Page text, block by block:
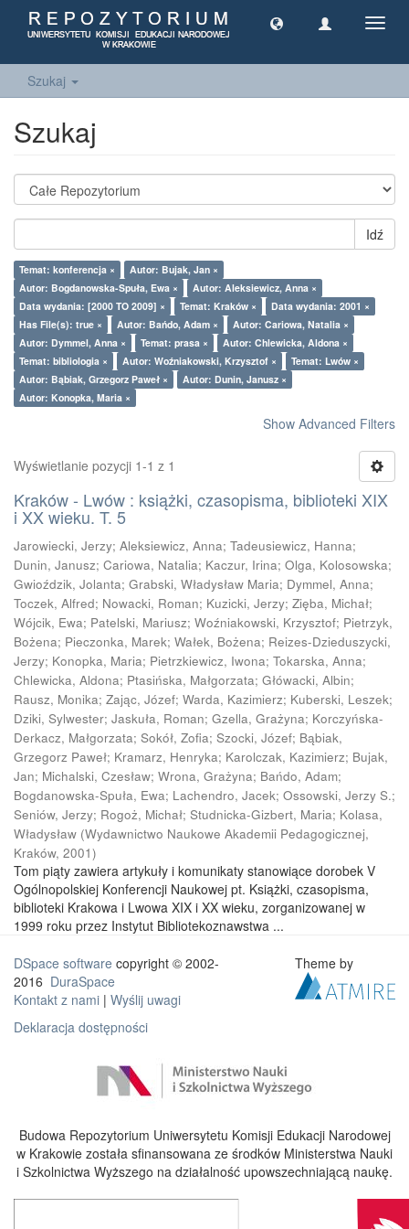
Szukaj
Szukaj
Idź
Temat: konferencja ×
Autor: Bujak, Jan ×
Autor: Bogdanowska-Spuła, Ewa ×
Autor: Aleksiewicz, Anna ×
Data wydania: [2000 TO 2009] ×
Temat: Kraków ×
Data wydania: 2001 ×
Has File(s): true ×
Autor: Bańdo, Adam ×
Autor: Cariowa, Natalia ×
Autor: Dymmel, Anna ×
Temat: prasa ×
Autor: Chlewicka, Aldona ×
Temat: bibliologia ×
Autor: Woźniakowski, Krzysztof ×
Temat: Lwów ×
Autor: Bąbiak, Grzegorz Paweł ×
Autor: Dunin, Janusz ×
Autor: Konopka, Maria ×
Show Advanced Filters
Wyświetlanie pozycji 1-1 z 1
Kraków - Lwów : książki, czasopisma, biblioteki XIX
i XX wieku. T. 5
Jarowiecki, Jerzy; Aleksiewicz, Anna; Tadeusiewicz, Hanna;
Dunin, Janusz; Cariowa, Natalia; Kaczur, Irina; Olga, Kolosowska;
Gwioździk, Jolanta; Grabski, Władysław Maria; Dymmel, Anna;
Toczek, Alfred; Nowacki, Roman; Kuzicki, Jerzy; Zięba, Michał;
Wójcik, Ewa; Patelski, Mariusz; Woźniakowski, Krzysztof; Pietrzyk,
Bożena; Pieczonka, Marek; Wałek, Bożena; Reizes-Dzieduszycki,
Jerzy; Konopka, Maria; Pietrzkiewicz, Iwona; Tokarska, Anna;
Chlewicka, Aldona; Ptasińska, Małgorzata; Główacki, Albin;
Rausz, Monika; Zając, Józef; Warda, Kazimierz; Kuberski, Leszek;
Dziki, Sylwester; Jaskuła, Roman; Gzella, Grażyna; Korczyńska-
Derkacz, Małgorzata; Sokół, Zofia; Szocki, Józef; Bąbiak,
Grzegorz Paweł; Kramarz, Henryka; Karolczak, Kazimierz; Bujak,
Jan; Michalski, Czesław; Wrona, Grażyna; Bańdo, Adam;
Bogdanowska-Spuła, Ewa; Lachendro, Jacek; Ossowski, Jerzy S.;
Seniów, Jerzy; Rogoż, Michał; Studnicka-Gizbert, Maria; Kolasa,
Władysław (Wydawnictwo Naukowe Akademii Pedagogicznej,
Kraków, 2001)
Tom piąty zawiera artykuły i komunikaty stanowiące dorobek V
Ogólnopolskiej Konferencji Naukowej pt. Książki, czasopisma,
biblioteki Krakowa i Lwowa XIX i XX wieku, zorganizowanej w
1999 roku przez Instytut Bibliotekoznawstwa ...
DSpace software copyright © 2002-
2016 DuraSpace
Kontakt z nami | Wyślij uwagi
Deklaracja dostępności
Theme by
Budowa Repozytorium Uniwersytetu Komisji Edukacji Narodowej
w Krakowie została sfinansowana ze środków Ministerstwa Nauki
i Szkolnictwa Wyższego na działalność upowszechniającą naukę.